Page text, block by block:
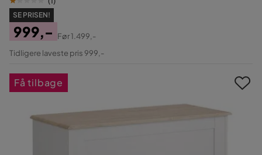
SE PRISEN!
Pris
999,-
Original
Før1.499,-
Tidligere laveste pris 999,-
Få tilbage